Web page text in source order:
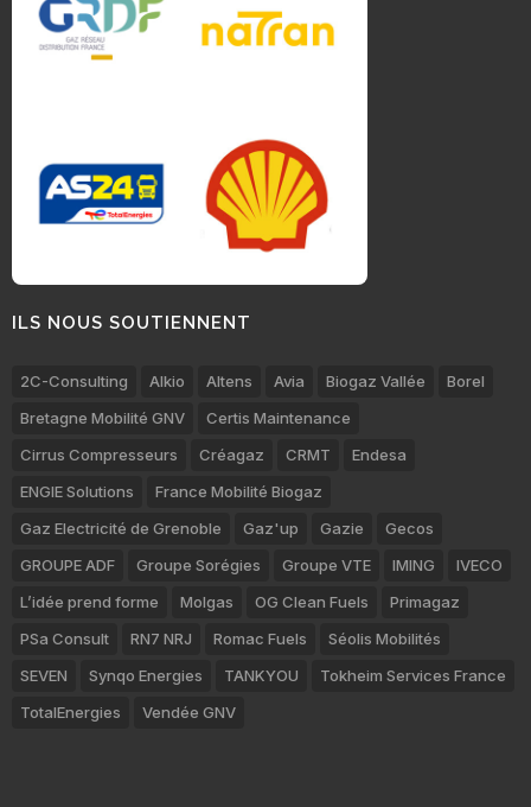
ILS NOUS SOUTIENNENT
2C-Consulting Alkio Altens Avia Biogaz Vallée
Borel
Bretagne Mobilité GNV
Certis Maintenance
Cirrus Compresseurs
Créagaz CRMT
Endesa
ENGIE Solutions
France Mobilité Biogaz
Gaz Electricité de Grenoble
Gaz'up Gazie
Gecos
GROUPE ADF
Groupe Sorégies Groupe VTE IMING
IVECO
L’idée prend forme
Molgas OG Clean Fuels
Primagaz
PSa Consult
RN7 NRJ Romac Fuels
Séolis Mobilités
SEVEN
Synqo Energies TANKYOU
Tokheim Services France
TotalEnergies
Vendée GNV